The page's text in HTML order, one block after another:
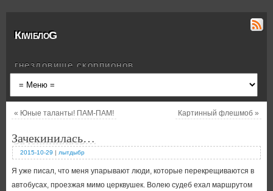
КiwiблоG
гнездовище скорпионов
« Юные таланты! ПАМ-ПАМ! Картинный флешмоб»
Зачекинилась…
2015-10-29 | лытдыбр
Я уже писал, что меня упарывают люди, которые перекрещиваются в
автобусах, проезжая мимо церквушек. Волею судеб ехал маршрутом